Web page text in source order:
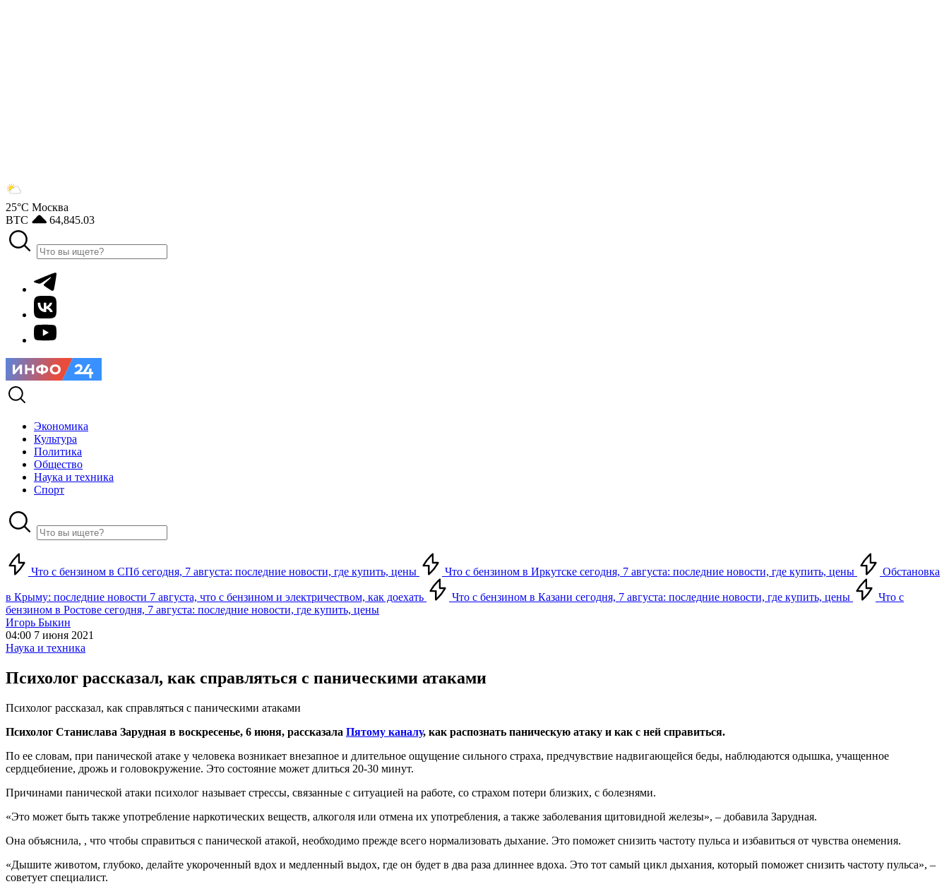
25°С Москва
BTC
64,845.03
Экономика
Культура
Политика
Общество
Наука и техника
Спорт
Что с бензином в СПб сегодня, 7 августа: последние новости, где купить, цены Что с бензином в Иркутске сегодня, 7 августа: последние новости, где купить, цены Обстановка
в Крыму: последние новости 7 августа, что с бензином и электричеством, как доехать Что с бензином в Казани сегодня, 7 августа: последние новости, где купить, цены
Что с
бензином в Ростове сегодня, 7 августа: последние новости, где купить, цены
Игорь Быкин
04:00 7 июня 2021
Наука и техника
Психолог рассказал, как справляться с паническими атаками
Психолог рассказал, как справляться с паническими атаками
Психолог Станислава Зарудная в воскресенье, 6 июня, рассказала Пятому каналу, как распознать паническую атаку и как с ней справиться.
По ее словам, при панической атаке у человека возникает внезапное и длительное ощущение сильного страха, предчувствие надвигающейся беды, наблюдаются одышка, учащенное
сердцебиение, дрожь и головокружение. Это состояние может длиться 20-30 минут.
Причинами панической атаки психолог называет стрессы, связанные с ситуацией на работе, со страхом потери близких, с болезнями.
«Это может быть также употребление наркотических веществ, алкоголя или отмена их употребления, а также заболевания щитовидной железы», – добавила Зарудная.
Она объяснила, , что чтобы справиться с панической атакой, необходимо прежде всего нормализовать дыхание. Это поможет снизить частоту пульса и избавиться от чувства онемения.
«Дышите животом, глубоко, делайте укороченный вдох и медленный выдох, где он будет в два раза длиннее вдоха. Это тот самый цикл дыхания, который поможет снизить частоту пульса», –
советует специалист.